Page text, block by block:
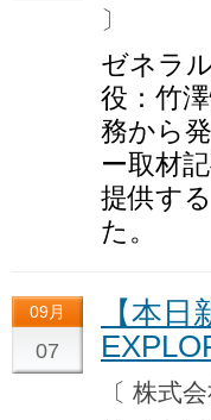
〕
ゼネラ
役：竹
務から
ー取材
提供す
た。
09月
07
【本
〔 株式